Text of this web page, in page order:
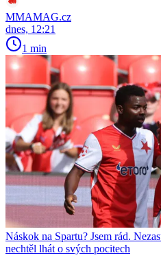
MMAMAG.cz
dnes, 12:21
1 min
Náskok na Spartu? Jsem rád.
nechtěl lhát o svých pocitech